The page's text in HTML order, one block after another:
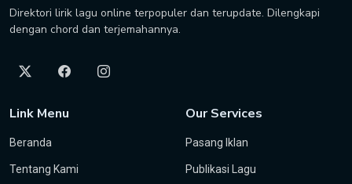
Direktori lirik lagu online terpopuler dan terupdate. Dilengkapi
dengan chord dan terjemahannya.
Link Menu
Beranda
Tentang Kami
Our Services
Pasang Iklan
Publikasi Lagu